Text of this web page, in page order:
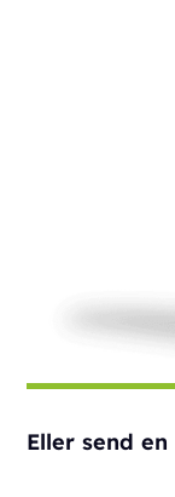
Eller send